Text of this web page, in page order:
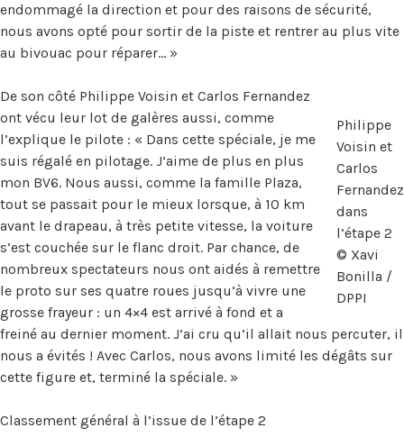
endommagé la direction et pour des raisons de sécurité,
nous avons opté pour sortir de la piste et rentrer au plus vite
au bivouac pour réparer… »
Philippe
Voisin et
Carlos
Fernandez
dans
l’étape 2
© Xavi
Bonilla /
DPPI
De son côté Philippe Voisin et Carlos Fernandez
ont vécu leur lot de galères aussi, comme
l’explique le pilote : « Dans cette spéciale, je me
suis régalé en pilotage. J’aime de plus en plus
mon BV6. Nous aussi, comme la famille Plaza,
tout se passait pour le mieux lorsque, à 10 km
avant le drapeau, à très petite vitesse, la voiture
s’est couchée sur le flanc droit. Par chance, de
nombreux spectateurs nous ont aidés à remettre
le proto sur ses quatre roues jusqu’à vivre une
grosse frayeur : un 4×4 est arrivé à fond et a
freiné au dernier moment. J’ai cru qu’il allait nous percuter, il
nous a évités ! Avec Carlos, nous avons limité les dégâts sur
cette figure et, terminé la spéciale. »
Classement général à l’issue de l’étape 2